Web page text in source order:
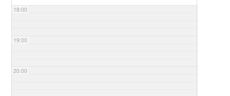
18:00
19:00
20:00